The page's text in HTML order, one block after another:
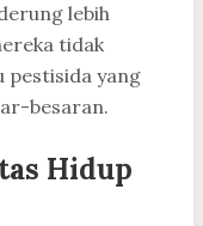
lebih
tidak
pestisida yang
besaran.
Hidup